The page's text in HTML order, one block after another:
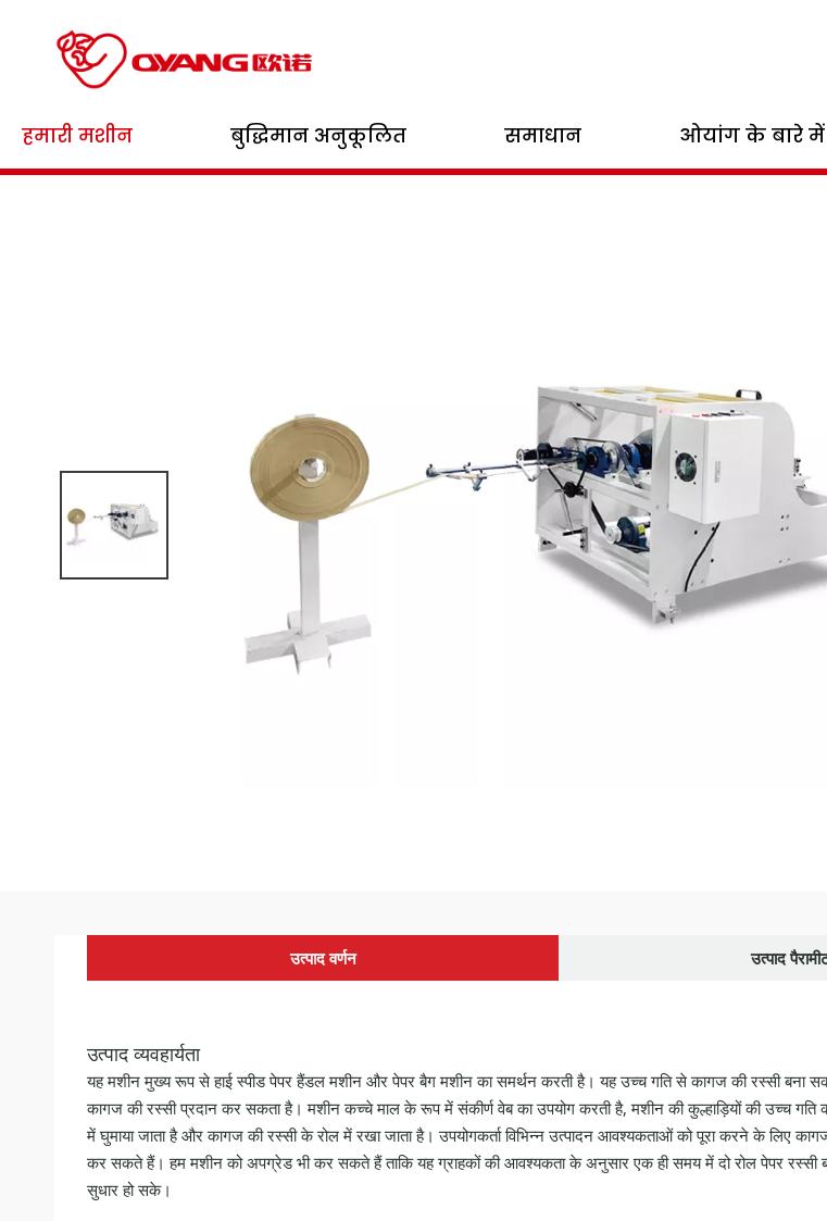
हमारी मशीन बुद्धिमान अनुकूलित समाधान ओयांग के बारे में
घर अन्य पेपर बैग सहायक उपकरण
उत्पाद वर्णन उत्पाद
उत्पाद व्यवहार्यता
यह मशीन मुख्य रूप से हाई स्पीड पेपर हैंडल मशीन और पेपर बैग मशीन का समर्थन करती है। यह उच्च गति से कागज की रस्सी बना
कागज की रस्सी प्रदान कर सकता है। मशीन कच्चे माल के रूप में संकीर्ण वेब का उपयोग करती है, मशीन की कुल्हाड़ियों की उच्च गति
में घुमाया जाता है और कागज की रस्सी के रोल में रखा जाता है। उपयोगकर्ता विभिन्न उत्पादन आवश्यकताओं को पूरा करने के लिए
कर सकते हैं। हम मशीन को अपग्रेड भी कर सकते हैं ताकि यह ग्राहकों की आवश्यकता के अनुसार एक ही समय में दो रोल पेपर रस्सी
सुधार हो सके।